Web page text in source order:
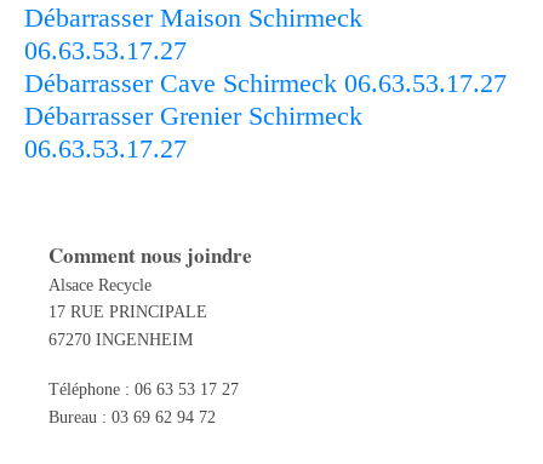
Débarrasser Maison Schirmeck
06.63.53.17.27
Débarrasser Cave Schirmeck 06.63.53.17.27
Débarrasser Grenier Schirmeck
06.63.53.17.27
Comment nous joindre
Alsace Recycle
17 RUE PRINCIPALE
67270 INGENHEIM
Téléphone : 06 63 53 17 27
Bureau : 03 69 62 94 72